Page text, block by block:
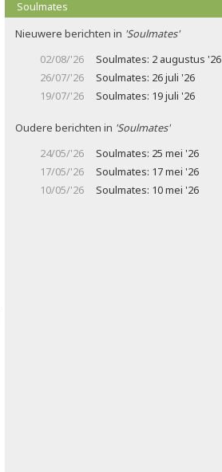
Soulmates
Nieuwere berichten in 'Soulmates'
02/08/'26
Soulmates: 2 augustus '26
26/07/'26
Soulmates: 26 juli '26
19/07/'26
Soulmates: 19 juli '26
Oudere berichten in 'Soulmates'
24/05/'26
Soulmates: 25 mei '26
17/05/'26
Soulmates: 17 mei '26
10/05/'26
Soulmates: 10 mei '26